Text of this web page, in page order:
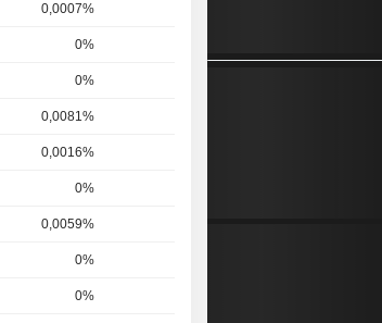
0,0007%
0%
0%
0,0081%
0,0016%
0%
0,0059%
0%
0%